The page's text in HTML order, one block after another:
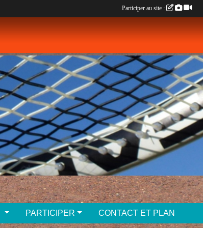
PARTICIPER CONTACT ET PLAN
Participer au site :